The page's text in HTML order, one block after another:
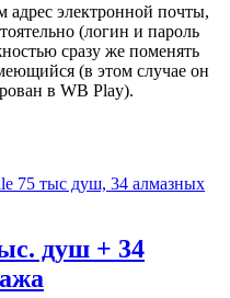
адрес электронной почты,
(логин и пароль
сразу же поменять
(в этом случае он
в WB Play).
душ + 34